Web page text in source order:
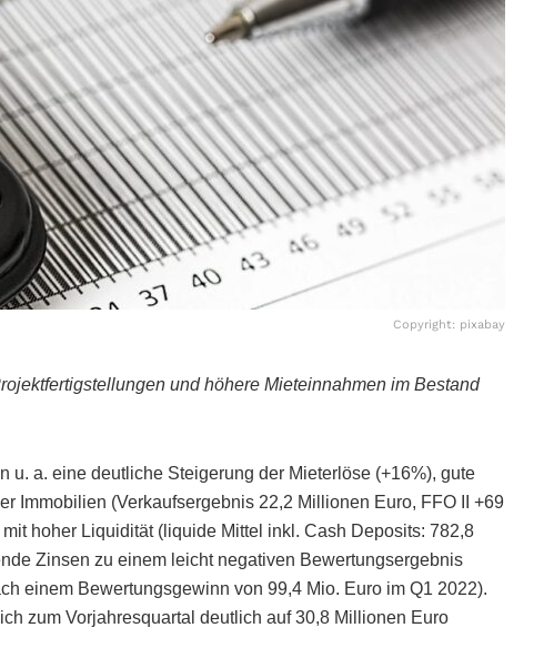
Copyright: pixabay
und höhere Mieteinnahmen im Bestand
u. a. eine deutliche Steigerung der Mieterlöse (+16%), gute
Immobilien (Verkaufsergebnis 22,2 Millionen Euro, FFO II +69
hoher Liquidität (liquide Mittel inkl. Cash Deposits: 782,8
Zinsen zu einem leicht negativen Bewertungsergebnis
einem Bewertungsgewinn von 99,4 Mio. Euro im Q1 2022).
zum Vorjahresquartal deutlich auf 30,8 Millionen Euro